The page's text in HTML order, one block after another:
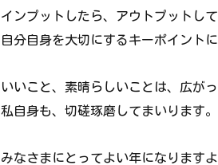
インプットしたら、アウトプットし
自分自身を大切にするキーポイント
いいこと、素晴らしいことは、広が
私自身も、切磋琢磨してまいります。
みなさまにとってよい年になりますよ